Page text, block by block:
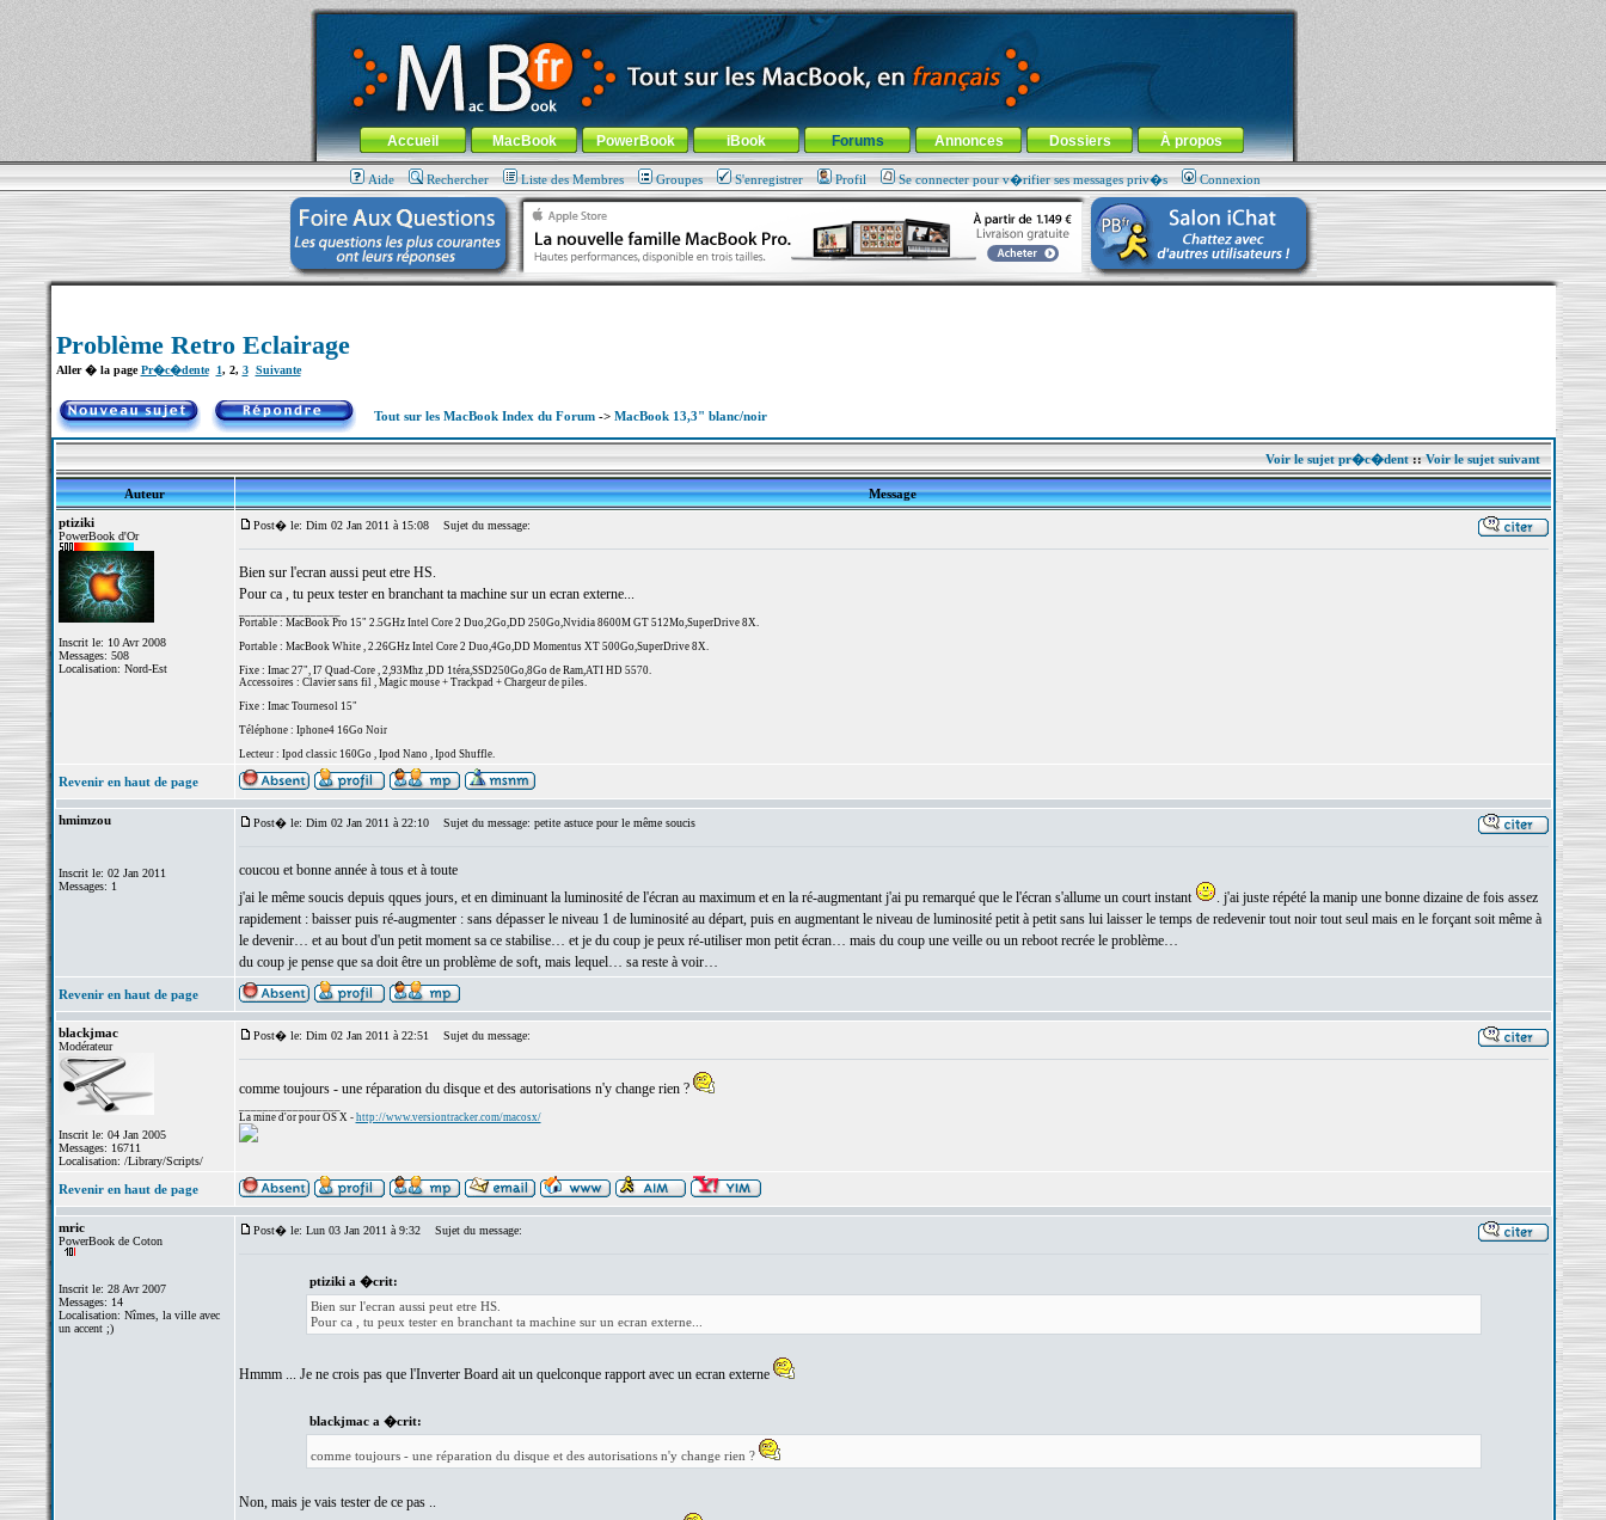
MacBook-fr.com : 100% Apple... 100% nomade !
Aller au contenu-Aller au menu général-Aller au menu de la rubrique
Menu général
Accueil MacBook PowerBook iBook Forums Annonces Dossiers À propos
Aide Rechercher Liste des Membres Groupes S'enregistrer Profil Se connecter pour v�rifier ses messages priv�s Connexion
Problème Retro Eclairage
Aller � la pagePr�c�dente 1, 2, 3 Suivante
Tout sur les MacBook Index du Forum-> MacBook 13,3" blanc/noir
Voir le sujet pr�c�dent::Voir le sujet suivant
Auteur
Message
ptiziki
PowerBook d'Or
Inscrit le: 10 Avr 2008
Messages: 508
Localisation: Nord-Est
Post� le: Dim 02 Jan 2011 à 15:08 Sujet du message:
Bien sur l'ecran aussi peut etre HS.
Pour ca , tu peux tester en branchant ta machine sur un ecran externe...
Portable : MacBook Pro 15" 2.5GHz Intel Core 2 Duo,2Go,DD 250Go,Nvidia 8600M GT 512Mo,SuperDrive 8X.
Portable : MacBook White , 2.26GHz Intel Core 2 Duo,4Go,DD Momentus XT 500Go,SuperDrive 8X.
Fixe : Imac 27", I7 Quad-Core , 2,93Mhz ,DD 1téra,SSD250Go,8Go de Ram,ATI HD 5570.
Accessoires : Clavier sans fil , Magic mouse + Trackpad + Chargeur de piles.
Fixe : Imac Tournesol 15"
Téléphone : Iphone4 16Go Noir
Lecteur : Ipod classic 160Go , Ipod Nano , Ipod Shuffle.
Revenir en haut de page
hmimzou
Inscrit le: 02 Jan 2011
Messages: 1
Post� le: Dim 02 Jan 2011 à 22:10 Sujet du message: petite astuce pour le même soucis
coucou et bonne année à tous et à toute
j'ai le même soucis depuis qques jours, et en diminuant la luminosité de l'écran au maximum et en la ré-augmentant j'ai pu remarqué que le l'écran s'allume un court instant
. j'ai juste répété la manip une bonne dizaine de fois assez
rapidement : baisser puis ré-augmenter : sans dépasser le niveau 1 de luminosité au départ, puis en augmentant le niveau de luminosité petit à petit sans lui laisser le temps de redevenir tout noir tout seul mais en le forçant soit même à
le devenir… et au bout d'un petit moment sa ce stabilise… et je du coup je peux ré-utiliser mon petit écran… mais du coup une veille ou un reboot recrée le problème…
du coup je pense que sa doit être un problème de soft, mais lequel… sa reste à voir…
Revenir en haut de page
blackjmac
Modérateur
Inscrit le: 04 Jan 2005
Messages: 16711
Localisation: /Library/Scripts/
Post� le: Dim 02 Jan 2011 à 22:51 Sujet du message:
comme toujours - une réparation du disque et des autorisations n'y change rien ?
La mine d'or pour OS X - http://www.versiontracker.com/macosx/
Revenir en haut de page
mric
PowerBook de Coton
Inscrit le: 28 Avr 2007
Messages: 14
Localisation: Nîmes, la ville avec
un accent ;)
Post� le: Lun 03 Jan 2011 à 9:32 Sujet du message:
ptiziki a �crit:
Bien sur l'ecran aussi peut etre HS.
Pour ca , tu peux tester en branchant ta machine sur un ecran externe...
Hmmm ... Je ne crois pas que l'Inverter Board ait un quelconque rapport avec un ecran externe
blackjmac a �crit:
comme toujours - une réparation du disque et des autorisations n'y change rien ?
Non, mais je vais tester de ce pas ..